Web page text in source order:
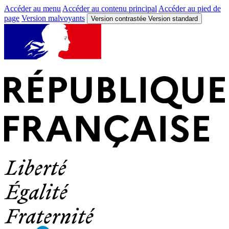
Accéder au menu Accéder au contenu principal Accéder au pied de
page Version malvoyants Version contrastée Version standard